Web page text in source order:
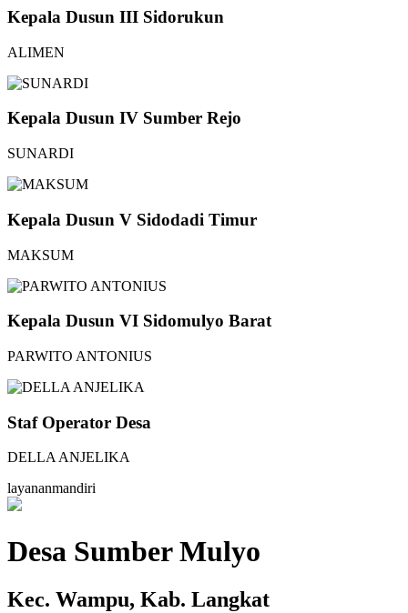
Kepala Dusun III Sidorukun
ALIMEN
Kepala Dusun IV Sumber Rejo
SUNARDI
Kepala Dusun V Sidodadi Timur
MAKSUM
Kepala Dusun VI Sidomulyo Barat
PARWITO ANTONIUS
Staf Operator Desa
DELLA ANJELIKA
layananmandiri
Desa Sumber Mulyo
Kec. Wampu, Kab. Langkat